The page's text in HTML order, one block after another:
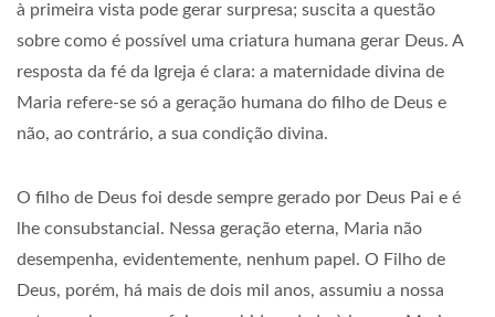
à primeira vista pode gerar surpresa; suscita a questão
sobre como é possível uma criatura humana gerar Deus. A
resposta da fé da Igreja é clara: a maternidade divina de
Maria refere-se só a geração humana do filho de Deus e
não, ao contrário, a sua condição divina.
O filho de Deus foi desde sempre gerado por Deus Pai e é
lhe consubstancial. Nessa geração eterna, Maria não
desempenha, evidentemente, nenhum papel. O Filho de
Deus, porém, há mais de dois mil anos, assumiu a nossa